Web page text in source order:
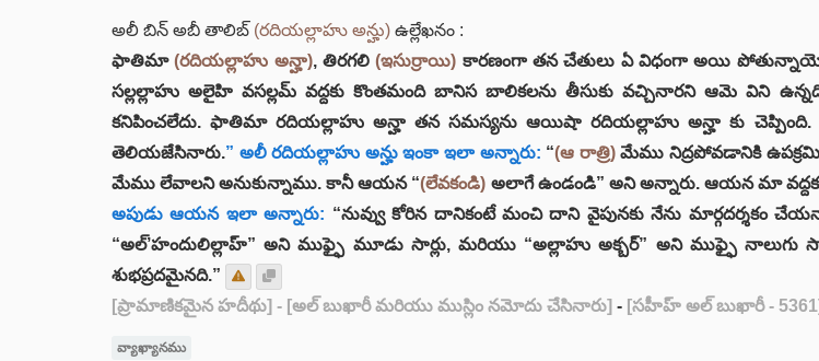
అలీ బిన్ అబీ తాలిబ్ (రదియల్లాహు అన్హు) ఉల్లేఖనం :
ఫాతిమా(రదియల్లాహు అన్హా), తిరగలి(ఇసుర్రాయి) కారణంగా తన చేతులు ఏ విధంగా అయి పోతున్నాయో
సల్లల్లాహు అలైహి వసల్లమ్ వద్దకు కొంతమంది బానిస బాలికలను తీసుకు వచ్చినారని ఆమె విని
కనిపించలేదు. ఫాతిమా రదియల్లాహు అన్హా తన సమస్యను ఆయిషా రదియల్లాహు అన్హా కు చెప్పింది.
తెలియజేసినారు.” అలీ రదియల్లాహు అన్హు ఇంకా ఇలా అన్నారు: “(ఆ రాత్రి)మేము నిద్రపోవడానికి
మేము లేవాలని అనుకున్నాము. కానీ ఆయన “(లేవకండి) అలాగే ఉండండి” అని అన్నారు. ఆయన మా
అపుడు ఆయన ఇలా అన్నారు: “నువ్వు కోరిన దానికంటే మంచి దాని వైపునకు నేను మార్గదర్శకం
“అల్’హందులిల్లాహ్” అని ముఫ్ఫై మూడు సార్లు, మరియు “అల్లాహు అక్బర్” అని ముఫ్ఫై నాలుగు
శుభప్రదమైనది.”
[ప్రామాణికమైన హదీథు] - [అల్ బుఖారీ మరియు ముస్లిం నమోదు చేసినారు] - [సహీహ్ అల్ బుఖారీ -
వ్యాఖ్యానము